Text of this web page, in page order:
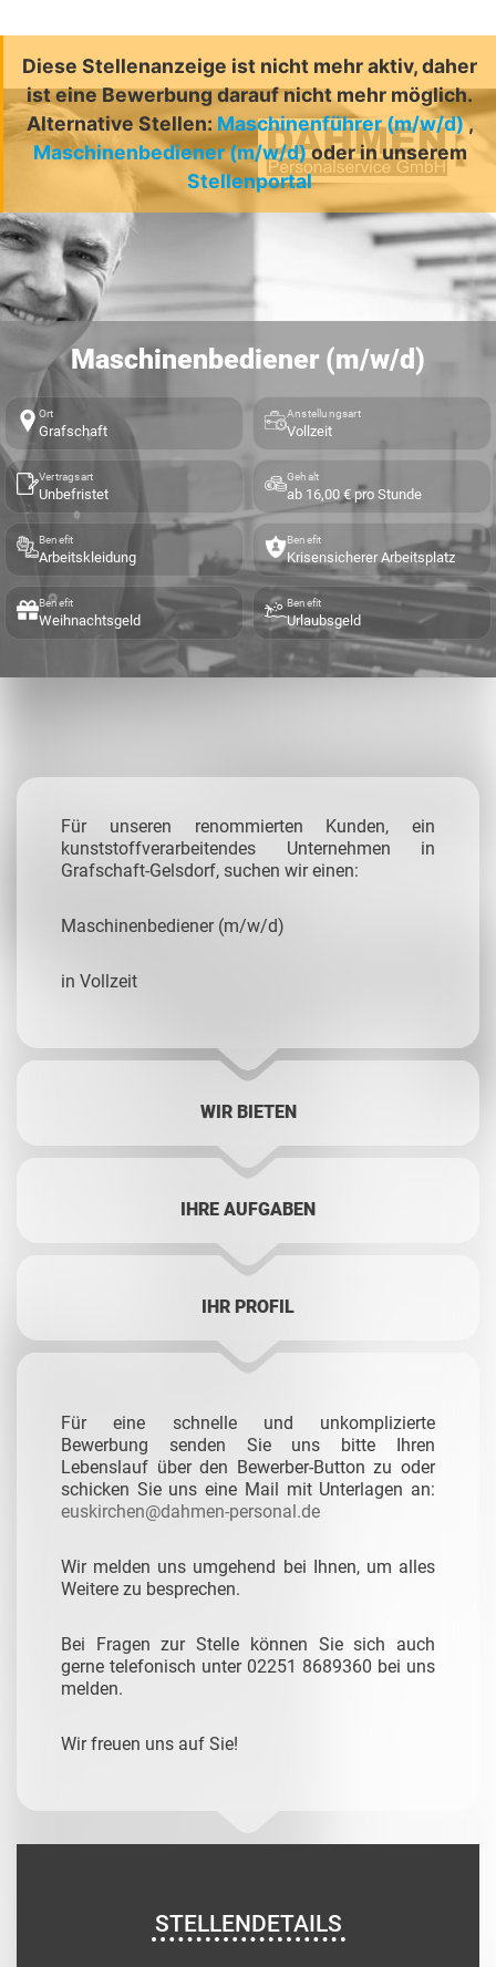
Diese Stellenanzeige ist nicht mehr aktiv, daher
ist eine Bewerbung darauf nicht mehr möglich.
Alternative Stellen: Maschinenführer (m/w/d),
Maschinenbediener (m/w/d)oder in unserem
Stellenportal
Maschinenbediener (m/w/d)
Ort
Grafschaft
Anstellungsart
Vollzeit
Vertragsart
Unbefristet
Gehalt
ab 16,00 € pro Stunde
Benefit
Arbeitskleidung
Benefit
Krisensicherer Arbeitsplatz
Benefit
Weihnachtsgeld
Benefit
Urlaubsgeld
Für unseren renommierten Kunden, ein
kunststoffverarbeitendes Unternehmen in
Grafschaft-Gelsdorf, suchen wir einen:
Maschinenbediener (m/w/d)
in Vollzeit
WIR BIETEN
IHRE AUFGABEN
IHR PROFIL
Für eine schnelle und unkomplizierte
Bewerbung senden Sie uns bitte Ihren
Lebenslauf über den Bewerber-Button zu oder
schicken Sie uns eine Mail mit Unterlagen an:
euskirchen@dahmen-personal.de
Wir melden uns umgehend bei Ihnen, um alles
Weitere zu besprechen.
Bei Fragen zur Stelle können Sie sich auch
gerne telefonisch unter 02251 8689360 bei uns
melden.
Wir freuen uns auf Sie!
STELLENDETAILS